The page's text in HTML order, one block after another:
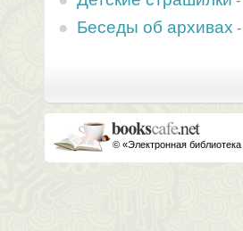
Беседы об архивах -
© «Электронная